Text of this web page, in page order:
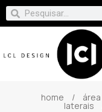
home /
laterais